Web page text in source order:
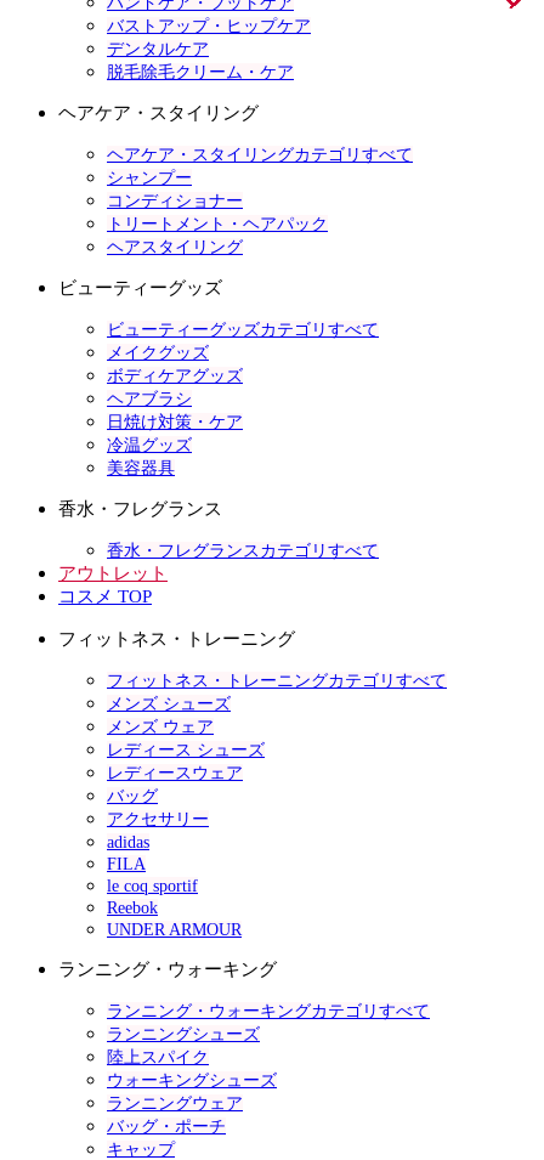
バストアップ・ヒップケア
デンタルケア
脱毛除毛クリーム・ケア
ヘアケア・スタイリング
ヘアケア・スタイリングカテゴリすべて
シャンプー
コンディショナー
トリートメント・ヘアパック
ヘアスタイリング
ビューティーグッズ
ビューティーグッズカテゴリすべて
メイクグッズ
ボディケアグッズ
ヘアブラシ
日焼け対策・ケア
冷温グッズ
美容器具
香水・フレグランス
香水・フレグランスカテゴリすべて
アウトレット
コスメ TOP
フィットネス・トレーニング
フィットネス・トレーニングカテゴリすべて
メンズ シューズ
メンズ ウェア
レディース シューズ
レディースウェア
バッグ
アクセサリー
adidas
FILA
le coq sportif
Reebok
UNDER ARMOUR
ランニング・ウォーキング
ランニング・ウォーキングカテゴリすべて
ランニングシューズ
陸上スパイク
ウォーキングシューズ
ランニングウェア
バッグ・ポーチ
キャップ